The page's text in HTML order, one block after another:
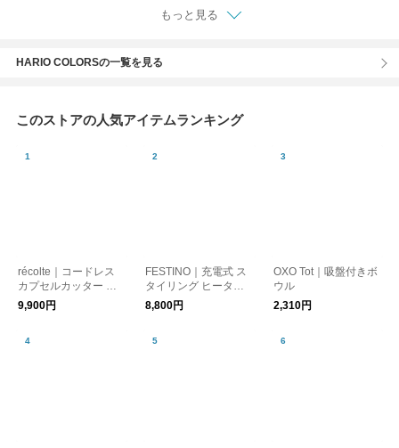
もっと見る
HARIO COLORSの一覧を見る
このストアの人気アイテムランキング
récolte｜コードレス
カプセルカッター ボ
ンヌ
9,900円
FESTINO｜充電式 ス
タイリング ヒーター
ブラシ
8,800円
OXO Tot｜吸盤付きボ
ウル
2,310円